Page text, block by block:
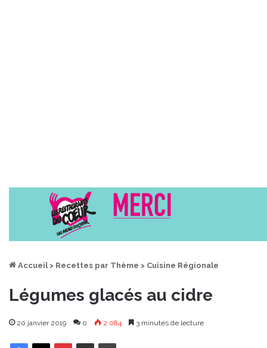
Accueil > Recettes par Thème > Cuisine Régionale
Légumes glacés au cidre
20 janvier 2019 0 2 084 3 minutes de lecture